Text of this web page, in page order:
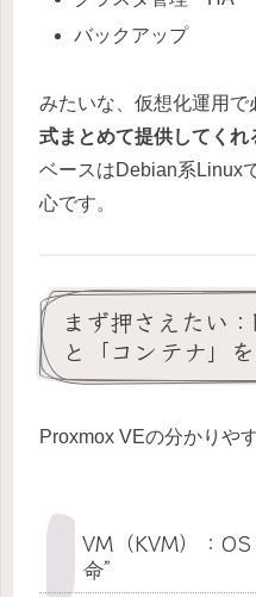
バックアップ
みたいな、仮想化運用
式まとめて提供してくれ
ベースはDebian系Linux
心です。
まず押さえたい：
と「コンテナ」
Proxmox VEの分かりや
VM（KVM）：
命”